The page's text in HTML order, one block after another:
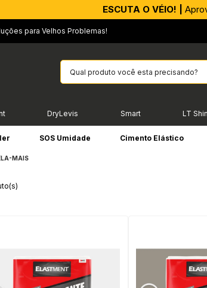
ESCUTA O VÉIO! |
para Velhos Problemas!
DryLevis Smart LT
SOS Umidade Cimento Elástico
MAIS